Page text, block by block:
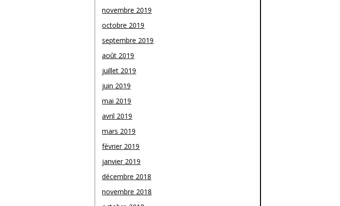
novembre 2019
octobre 2019
septembre 2019
août 2019
juillet 2019
juin 2019
mai 2019
avril 2019
mars 2019
février 2019
janvier 2019
décembre 2018
novembre 2018